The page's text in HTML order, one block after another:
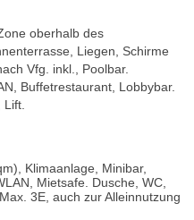
oberhalb des
Liegen, Schirme
Vfg. inkl., Poolbar.
Buffetrestaurant, Lobbybar.
Klimaanlage, Minibar,
Mietsafe. Dusche, WC,
3E, auch zur Alleinnutzung